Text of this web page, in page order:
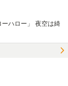
ハロー」 夜空は綺